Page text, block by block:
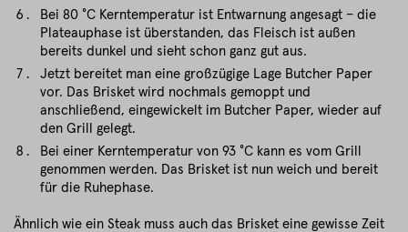
Bei 80 °C Kerntemperatur ist Entwarnung angesagt – die
Plateauphase ist überstanden, das Fleisch ist außen
bereits dunkel und sieht schon ganz gut aus.
Jetzt bereitet man eine großzügige Lage Butcher Paper
vor. Das Brisket wird nochmals gemoppt und
anschließend, eingewickelt im Butcher Paper, wieder auf
den Grill gelegt.
Bei einer Kerntemperatur von 93 °C kann es vom Grill
genommen werden. Das Brisket ist nun weich und bereit
für die Ruhephase.
Ähnlich wie ein Steak muss auch das Brisket eine gewisse Zeit